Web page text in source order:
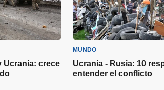
Ucrania: crece
MUNDO
Ucrania - Rusia: 10
entender el conflicto